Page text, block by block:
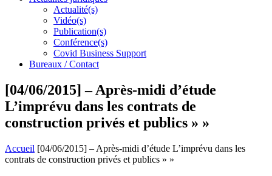
Actualité(s)
Vidéo(s)
Publication(s)
Conférence(s)
Covid Business Support
Bureaux / Contact
[04/06/2015] – Après-midi d’étude
L’imprévu dans les contrats de
construction privés et publics » »
Accueil [04/06/2015] – Après-midi d’étude L’imprévu dans les
contrats de construction privés et publics » »